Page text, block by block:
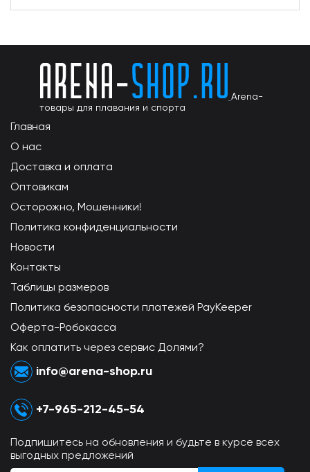
Arena-
товары для плавания и спорта
Главная
О нас
Доставка и оплата
Оптовикам
Осторожно, Мошенники!
Политика конфиденциальности
Новости
Контакты
Таблицы размеров
Политика безопасности платежей PayKeeper
Оферта-Робокасса
Как оплатить через сервис Долями?
info@arena-shop.ru
+7-965-212-45-54
Подпишитесь на обновления и будьте в курсе всех
выгодных предложений